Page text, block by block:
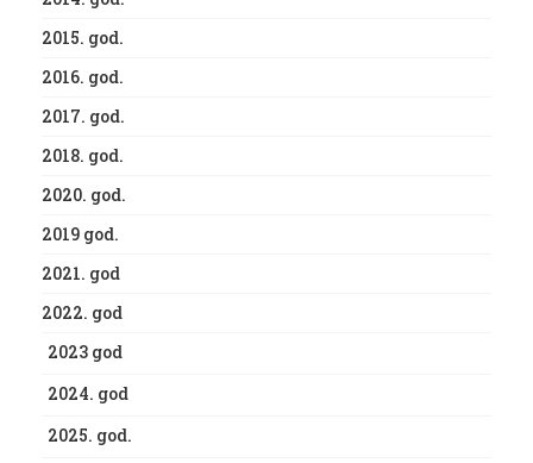
2015. god.
2016. god.
2017. god.
2018. god.
2020. god.
2019 god.
2021. god
2022. god
2023 god
2024. god
2025. god.